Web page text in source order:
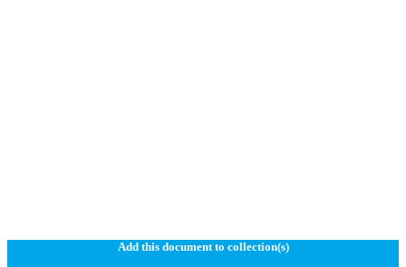
Add this document to collection(s)